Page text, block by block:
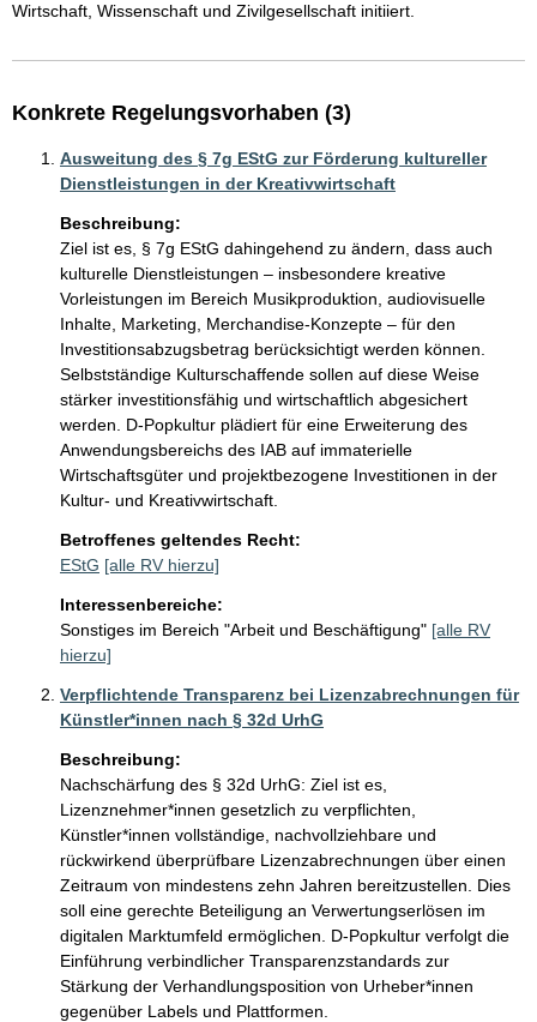
Wirtschaft, Wissenschaft und Zivilgesellschaft initiiert.
Konkrete Regelungsvorhaben (3)
Ausweitung des § 7g EStG zur Förderung kultureller
Dienstleistungen in der Kreativwirtschaft
Beschreibung:
Ziel ist es, § 7g EStG dahingehend zu ändern, dass auch
kulturelle Dienstleistungen – insbesondere kreative
Vorleistungen im Bereich Musikproduktion, audiovisuelle
Inhalte, Marketing, Merchandise-Konzepte – für den
Investitionsabzugsbetrag berücksichtigt werden können.
Selbstständige Kulturschaffende sollen auf diese Weise
stärker investitionsfähig und wirtschaftlich abgesichert
werden. D-Popkultur plädiert für eine Erweiterung des
Anwendungsbereichs des IAB auf immaterielle
Wirtschaftsgüter und projektbezogene Investitionen in der
Kultur- und Kreativwirtschaft.
Betroffenes geltendes Recht:
EStG [alle RV hierzu]
Interessenbereiche:
Sonstiges im Bereich "Arbeit und Beschäftigung" [alle RV
hierzu]
Verpflichtende Transparenz bei Lizenzabrechnungen für
Künstler*innen nach § 32d UrhG
Beschreibung:
Nachschärfung des § 32d UrhG: Ziel ist es,
Lizenznehmer*innen gesetzlich zu verpflichten,
Künstler*innen vollständige, nachvollziehbare und
rückwirkend überprüfbare Lizenzabrechnungen über einen
Zeitraum von mindestens zehn Jahren bereitzustellen. Dies
soll eine gerechte Beteiligung an Verwertungserlösen im
digitalen Marktumfeld ermöglichen. D-Popkultur verfolgt die
Einführung verbindlicher Transparenzstandards zur
Stärkung der Verhandlungsposition von Urheber*innen
gegenüber Labels und Plattformen.